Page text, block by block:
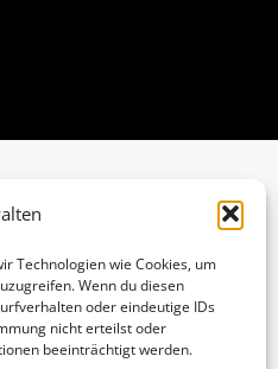
Technologien wie Cookies, um
Wenn du diesen
oder eindeutige IDs
nicht erteilst oder
beeinträchtigt werden.